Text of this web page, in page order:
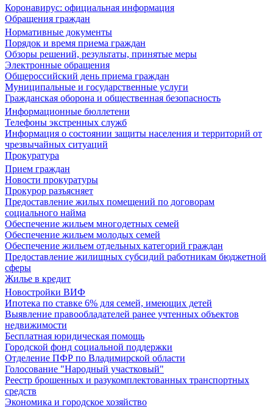
Коронавирус: официальная информация
Обращения граждан
Нормативные документы
Порядок и время приема граждан
Обзоры решений, результаты, принятые меры
Электронные обращения
Общероссийский день приема граждан
Муниципальные и государственные услуги
Гражданская оборона и общественная безопасность
Информационные бюллетени
Телефоны экстренных служб
Информация о состоянии защиты населения и территорий от
чрезвычайных ситуаций
Прокуратура
Прием граждан
Новости прокуратуры
Прокурор разъясняет
Предоставление жилых помещений по договорам
социального найма
Обеспечение жильем многодетных семей
Обеспечение жильем молодых семей
Обеспечение жильем отдельных категорий граждан
Предоставление жилищных субсидий работникам бюджетной
сферы
Жилье в кредит
Новостройки ВИФ
Ипотека по ставке 6% для семей, имеющих детей
Выявление правообладателей ранее учтенных объектов
недвижимости
Бесплатная юридическая помощь
Городской фонд социальной поддержки
Отделение ПФР по Владимирской области
Голосование "Народный участковый"
Реестр брошенных и разукомплектованных транспортных
средств
Экономика и городское хозяйство